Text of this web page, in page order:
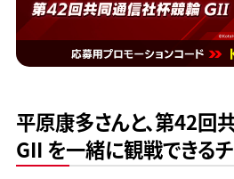
平原康多さんと、第42回
GII を一緒に観戦できるチ